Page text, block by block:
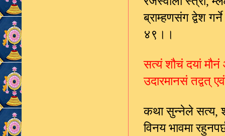
ब्राम्हणसंग द्वेश
४९।।
सत्यं शौचं दयां
उदारमानसं तद्वत्
कथा सुन्नेले सत्य,
विनय भावमा